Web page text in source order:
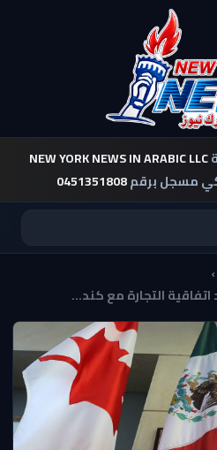
NEW YORK NEWS IN ARABIC LLC
مسجل برقم0451351808
›
التجارة مع كند...